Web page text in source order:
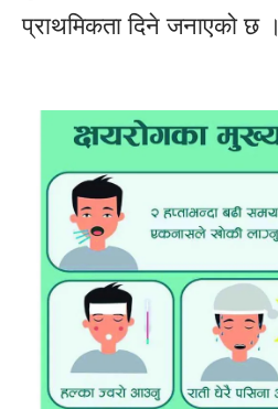
प्राथमिकता दिने जनाएको छ ।